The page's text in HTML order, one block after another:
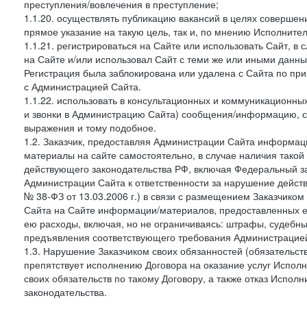
преступления/вовлечения в преступление;
1.1.20. осуществлять публикацию вакансий в целях
прямое указание на такую цель, так и, по мнению
1.1.21. регистрироваться на Сайте или использовать Сайт,
на Сайте и/или использовал Сайт с теми же или иными
Регистрация была заблокирована или удалена с Сайта по
с Администрацией Сайта.
1.1.22. использовать в консультационных и
и звонки в Администрацию Сайта) сообщения/информацию,
выражения и тому подобное.
1.2. Заказчик, предоставляя Администрации Сайта
материалы на сайте самостоятельно, в случае наличия
действующего законодательства РФ, включая
Администрации Сайта к ответственности за нарушение
№ 38-ФЗ от 13.03.2006 г.) в связи с размещением
Сайта на Сайте информации/материалов, предоставленных
ею расходы, включая, но не ограничиваясь: штрафы,
предъявления соответствующего требования
1.3. Нарушение Заказчиком своих обязанностей
препятствует исполнению Договора на оказание услуг
своих обязательств по такому Договору, а также отказ
законодательства.